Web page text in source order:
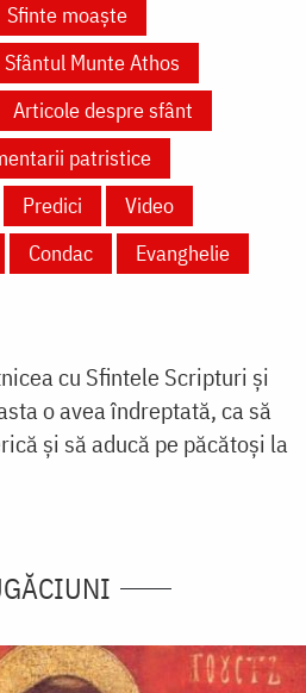
Sfinte moaște
Sfântul Munte Athos
Articole despre sfânt
patristice
Predici
Video
Condac
Evanghelie
cu Sfintele Scripturi și
o avea îndreptată, ca să
și să aducă pe păcătoși la